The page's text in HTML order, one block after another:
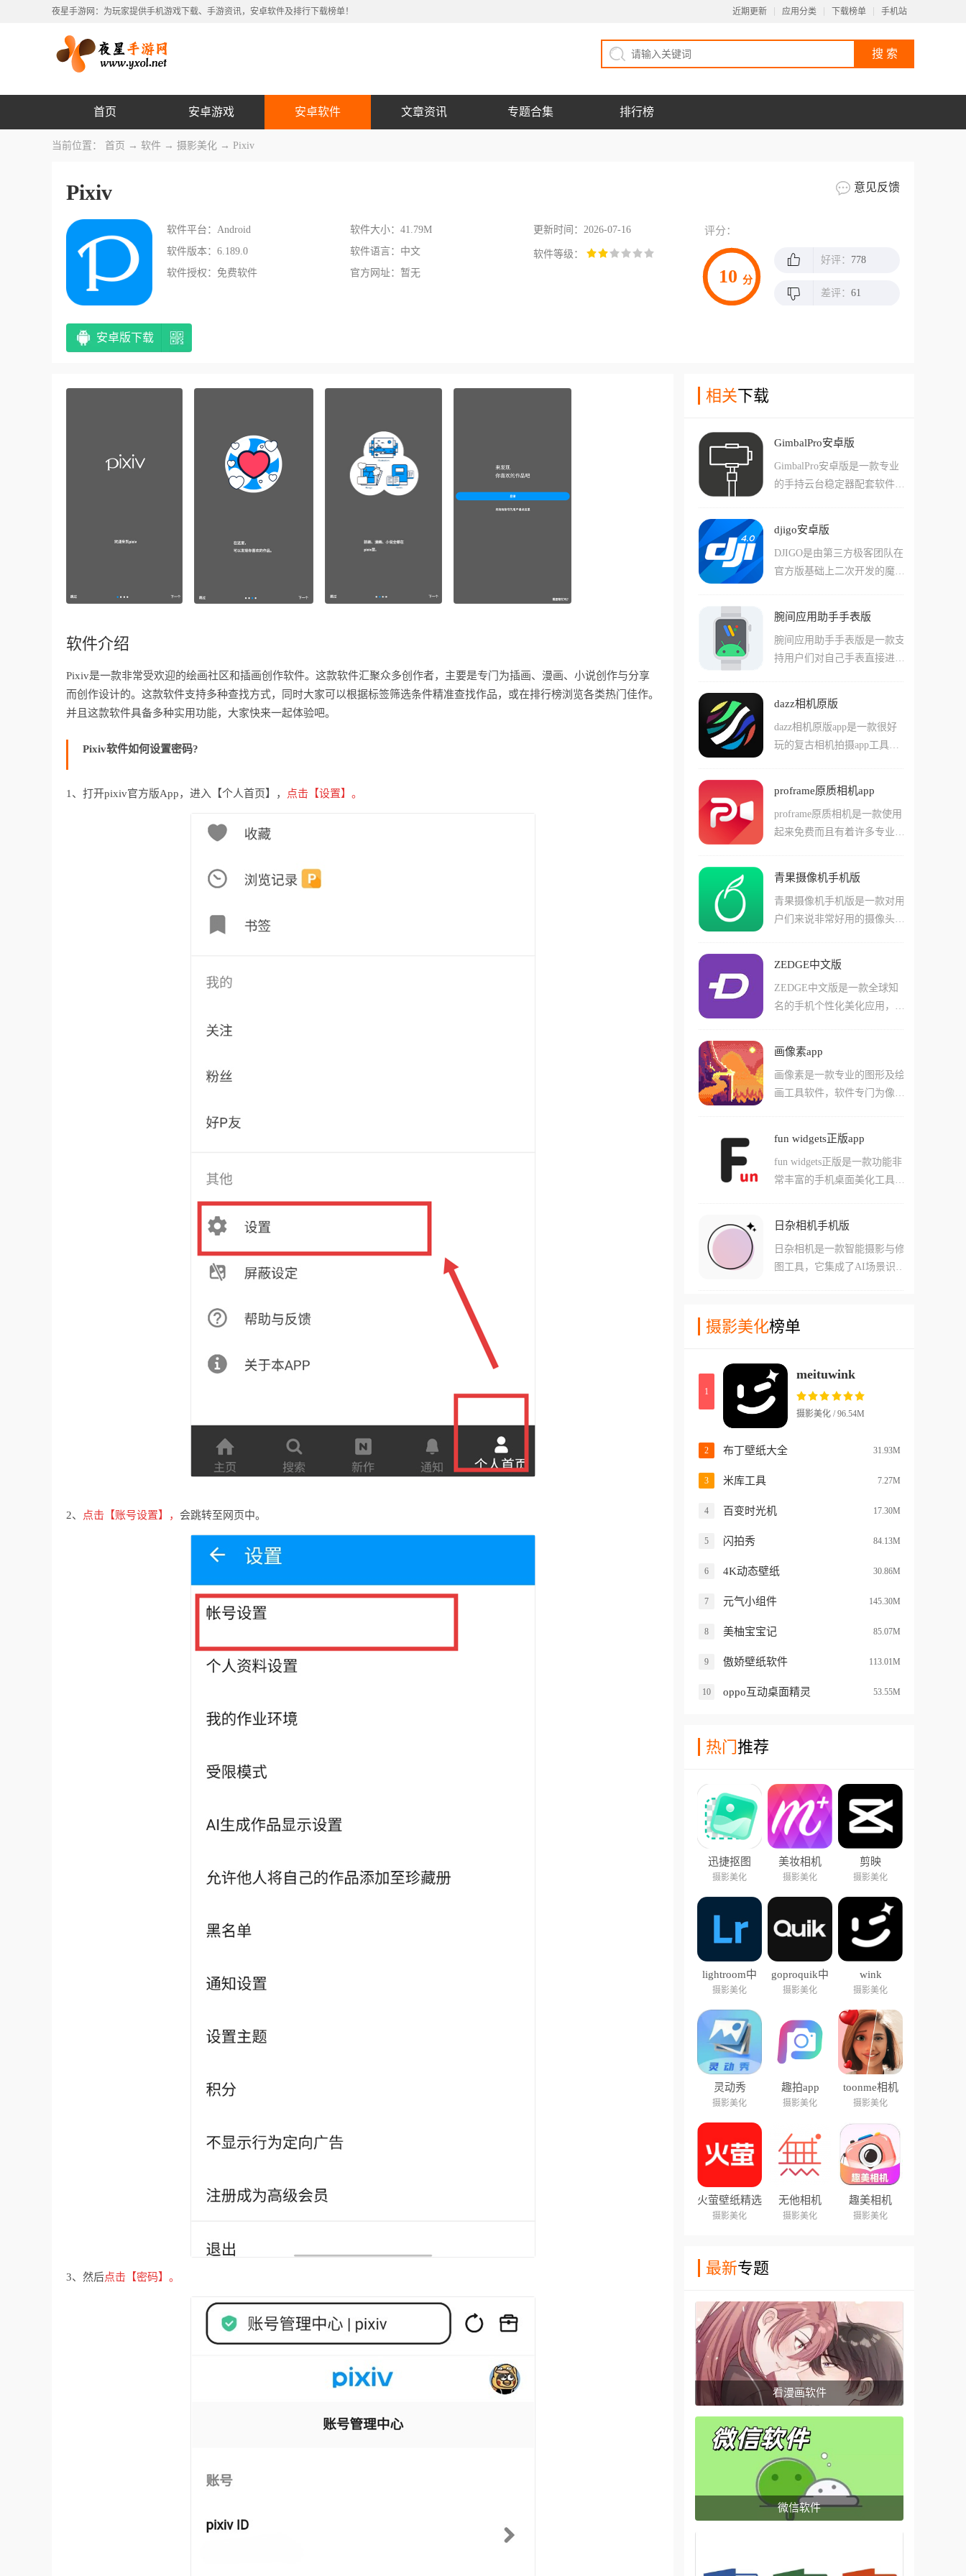
夜星手游网：为玩家提供手机游戏下载、手游资讯，安卓软件及排行下载榜单！ 近期更新 应用分类 下载榜单 手机站
首页 安卓游戏 安卓软件 文章资讯 专题合集 排行榜
当前位置： 首页 → 软件 → 摄影美化 → Pixiv
Pixiv 意见反馈
软件平台：Android 软件大小：41.79M
更新时间：2026-07-16
软件版本：6.189.0
软件语言：中文
软件等级：
软件授权：免费软件
官方网址：暂无
评分：
10 分
好评： 778
差评： 61
安卓版下载
软件介绍
Pixiv是一款非常受欢迎的绘画社区和插画创作软件。这款软件汇聚众多创作者，主要是专门为插画、漫画、小说创作与分享
而创作设计的。这款软件支持多种查找方式，同时大家可以根据标签筛选条件精准查找作品，或在排行榜浏览各类热门佳作。
并且这款软件具备多种实用功能，大家快来一起体验吧。
Pixiv软件如何设置密码?
1、打开pixiv官方版App，进入【个人首页】， 点击【设置】。
2、 点击【账号设置】， 会跳转至网页中。
3、然后点击【密码】。
相关下载
GimbalPro安卓版
GimbalPro安卓版是一款专业
的手持云台稳定器配套软件，
备，提供遥控拍摄、实时预览
和视频剪辑等全面功能，支持
多种拍摄模式和智能跟随技
格，配合三轴增稳技术，让拍
直播和高清视频录制的得力助
手。用户可以在手机上实时查
原相机进行高清拍摄，拍摄完
辑美化，快速成片分享给好
友。无论是日常vlog记录还是
能提供稳定可靠的拍摄体验。
djigo安卓版
DJIGO是由第三方极客团队在
官方版基础上二次开发的魔改
以及移除禁飞区限制，它能让
你的老伙计在干扰严重的环境
下依然保持图传丝滑，并解锁
腕间应用助手手表版
腕间应用助手手表版是一款支
持用户们对自己手表直接进行
也是无法使用的，这款软件就
能够简单的帮助用户们直接安
装各种不同样的应用，并且直
这款软件中还支持用户们进行
并且允许对手表的细致权限进
行修改，使用起来非常轻松！
dazz相机原版
dazz相机原版app是一款很好
玩的复古相机拍摄app工具，
想要的现实相机拍摄效果。在
软件中用户们可以使用多种不
同类型的照片底片，还有不同
果！软件中用户们还能参照一
镜类型，直接复制他们的出片
效果！这对于不知道怎么搭配
proframe原质相机app
proframe原质相机是一款使用
起来免费而且有着许多专业功
反相机类似的功能，其中包括
许多非常有趣的底片效果和特
殊的滤镜功能，还有各种延时
使用手机就能体验到类似单反
户们还能拍摄各种不同类型的
相片，并且在线和其他用户们
青果摄像机手机版
青果摄像机手机版是一款对用
户们来说非常好用的摄像头管
像头内的高清视频直播内容，
还能听到很多双向通话的内
容。软件中支持用户们直接设
录像。软件有着非常优质的夜
种主被动检测，让您不用操心
也能关注家中的一举一动！
ZEDGE中文版
ZEDGE中文版是一款全球知
名的手机个性化美化应用，操
纸、动态3D壁纸资源，覆盖
风景、艺术、潮流等多元风
格，同时拥有百万级高品质铃
效等丰富品类，支持一键将内
纸，也可自定义来电铃声、消
息提示音、闹钟音效，还能为
声，是一款非常有趣的软件。
画像素app
画像素是一款专业的图形及绘
画工具软件，软件专门为像素
简单，无论是新手还是老手都
可以使用，还能一键将图片智
能转化成像素图，用户也可以
寸，还能通过各种高级工具充
候也十分流畅。
fun widgets正版app
fun widgets正版是一款功能非
常丰富的手机桌面美化工具，
高清晰度的优质桌面小工具。
软件中小工具数量非常多，有
着不同的款式，其中不少的小
度等等。软件还支持用户们自
日杂相机手机版
日杂相机是一款智能摄影与修
图工具，它集成了AI场景识别
匹配的色调，不仅能拍出清透
使在乱糟糟的街道上，也能拍
出杂志封面感。
摄影美化榜单
1
meituwink
摄影美化 / 96.54M
2 布丁壁纸大全 31.93M
3 米库工具 7.27M
4 百变时光机 17.30M
5 闪拍秀 84.13M
6 4K动态壁纸 30.86M
7 元气小组件 145.30M
8 美柚宝宝记 85.07M
9 傲娇壁纸软件 113.01M
10 oppo互动桌面精灵 53.55M
热门推荐
迅捷抠图
摄影美化
美妆相机
摄影美化
剪映
摄影美化
lightroom中
文版
摄影美化
goproquik中
文版
摄影美化
wink
摄影美化
灵动秀
摄影美化
趣拍app
摄影美化
toonme相机
摄影美化
火萤壁纸精选
摄影美化
无他相机
摄影美化
趣美相机
摄影美化
最新专题
看漫画软件
微信软件